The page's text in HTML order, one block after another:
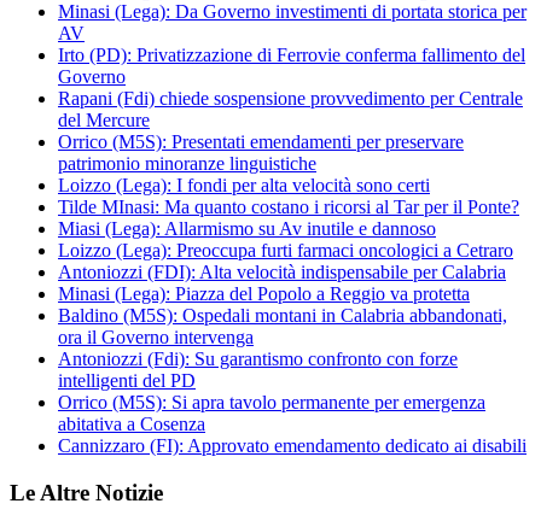
Minasi (Lega): Da Governo investimenti di portata storica per
AV
Irto (PD): Privatizzazione di Ferrovie conferma fallimento del
Governo
Rapani (Fdi) chiede sospensione provvedimento per Centrale
del Mercure
Orrico (M5S): Presentati emendamenti per preservare
patrimonio minoranze linguistiche
Loizzo (Lega): I fondi per alta velocità sono certi
Tilde MInasi: Ma quanto costano i ricorsi al Tar per il Ponte?
Miasi (Lega): Allarmismo su Av inutile e dannoso
Loizzo (Lega): Preoccupa furti farmaci oncologici a Cetraro
Antoniozzi (FDI): Alta velocità indispensabile per Calabria
Minasi (Lega): Piazza del Popolo a Reggio va protetta
Baldino (M5S): Ospedali montani in Calabria abbandonati,
ora il Governo intervenga
Antoniozzi (Fdi): Su garantismo confronto con forze
intelligenti del PD
Orrico (M5S): Si apra tavolo permanente per emergenza
abitativa a Cosenza
Cannizzaro (FI): Approvato emendamento dedicato ai disabili
Le Altre Notizie